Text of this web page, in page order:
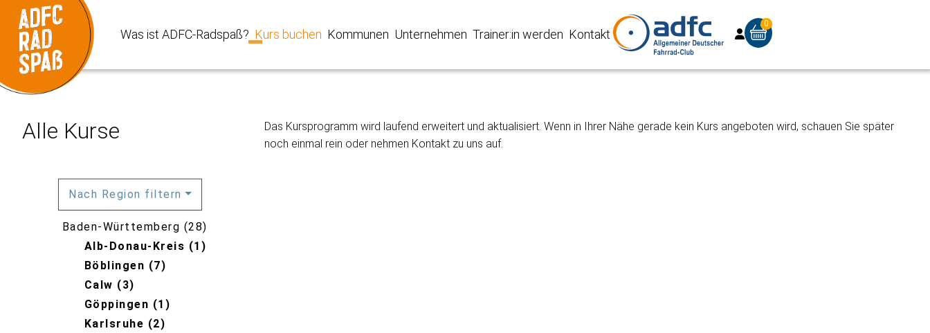
Skip to main content
Skip to page footer
Was ist ADFC-Radspaß? Kurs buchen (current)
Kommunen Unternehmen Trainer:in werden Kontakt
0
Das Kursprogramm wird laufend erweitert und aktualisiert. Wenn in Ihrer Nähe gerade kein Kurs angeboten wird, schauen Sie später
noch einmal rein oder nehmen Kontakt zu uns auf.
Alle Kurse
Nach Region filtern
Baden-Württemberg
28
Alb-Donau-Kreis
1
Böblingen
7
Calw
3
Göppingen
1
Karlsruhe
2